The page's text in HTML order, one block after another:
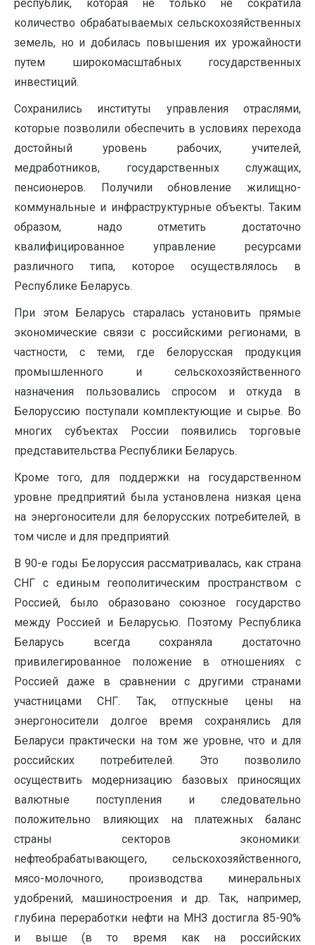
республик, которая не только не сократила
количество обрабатываемых сельскохозяйственных
земель, но и добилась повышения их урожайности
путем широкомасштабных государственных
инвестиций.
Сохранились институты управления отраслями,
которые позволили обеспечить в условиях перехода
достойный уровень рабочих, учителей,
медработников, государственных служащих,
пенсионеров. Получили обновление жилищно-
коммунальные и инфраструктурные объекты. Таким
образом, надо отметить достаточно
квалифицированное управление ресурсами
различного типа, которое осуществлялось в
Республике Беларусь.
При этом Беларусь старалась установить прямые
экономические связи с российскими регионами, в
частности, с теми, где белорусская продукция
промышленного и сельскохозяйственного
назначения пользовались спросом и откуда в
Белоруссию поступали комплектующие и сырье. Во
многих субъектах России появились торговые
представительства Республики Беларусь.
Кроме того, для поддержки на государственном
уровне предприятий была установлена низкая цена
на энергоносители для белорусских потребителей, в
том числе и для предприятий.
В 90-е годы Белоруссия рассматривалась, как страна
СНГ с единым геополитическим пространством с
Россией, было образовано союзное государство
между Россией и Беларусью. Поэтому Республика
Беларусь всегда сохраняла достаточно
привилегированное положение в отношениях с
Россией даже в сравнении с другими странами
участницами СНГ. Так, отпускные цены на
энергоносители долгое время сохранялись для
Беларуси практически на том же уровне, что и для
российских потребителей. Это позволило
осуществить модернизацию базовых приносящих
валютные поступления и следовательно
положительно влияющих на платежных баланс
страны секторов экономики:
нефтеобрабатывающего, сельскохозяйственного,
мясо-молочного, производства минеральных
удобрений, машиностроения и др. Так, например,
глубина переработки нефти на МНЗ достигла 85-90%
и выше (в то время как на российских